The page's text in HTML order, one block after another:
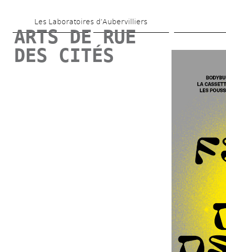
to
main
content
Les Laboratoires d’Aubervilliers
ARTS DE RUE
DES CITÉS